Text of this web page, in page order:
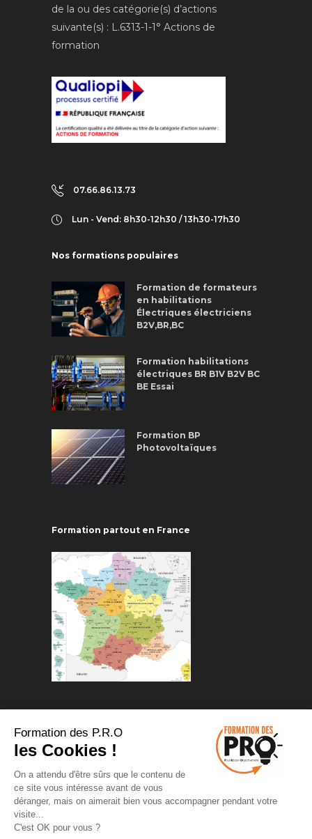
de la ou des catégorie(s) d’actions
suivante(s) : L.6313-1-1° Actions de
formation
07.66.86.13.73
Lun - Vend: 8h30-12h30 / 13h30-17h30
Nos formations populaires
Formation de formateurs
en habilitations
Électriques électriciens
B2V,BR,BC
Formation habilitations
électriques BR B1V B2V BC
BE Essai
Formation BP
Photovoltaïques
Formation partout en France
Copyrights 2025 ©Pour Réussir
Objectivement
Conditions Générales de vente
Formation des P.R.O
les Cookies !
On a attendu d'être sûrs que le contenu de
ce site vous intéresse avant de vous
déranger, mais on aimerait bien vous accompagner pendant votre
visite...
C'est OK pour vous ?